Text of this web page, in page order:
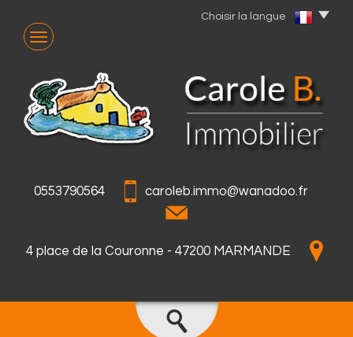
Choisir la langue
0553790564 caroleb.immo@wanadoo.fr
4 place de la Couronne - 47200 MARMANDE